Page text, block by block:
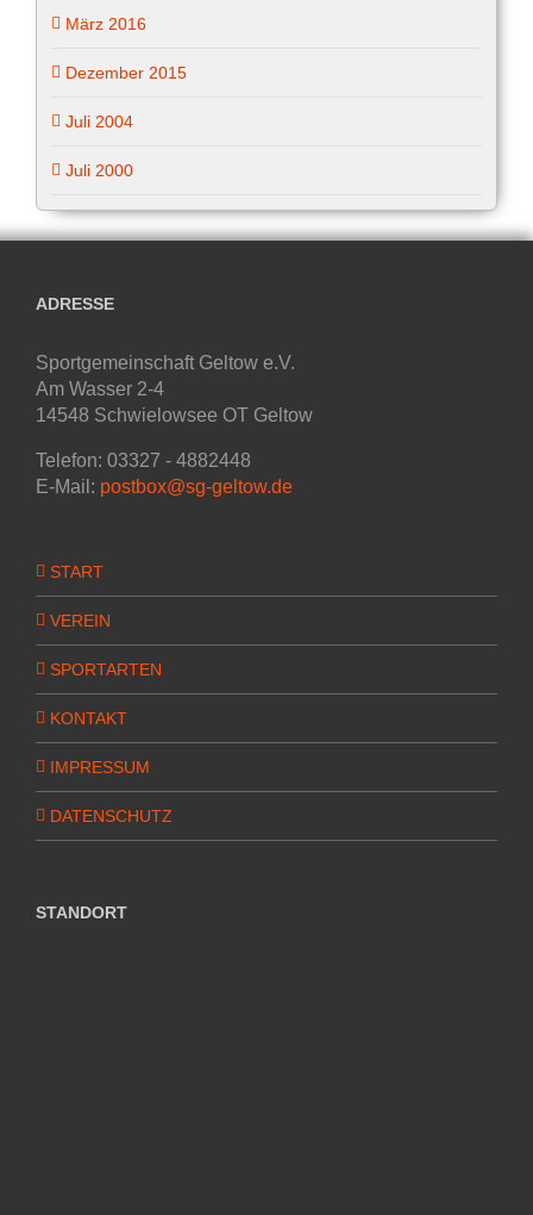
März 2016
Dezember 2015
Juli 2004
Juli 2000
ADRESSE
Sportgemeinschaft Geltow e.V.
Am Wasser 2-4
14548 Schwielowsee OT Geltow
Telefon: 03327 - 4882448
E-Mail: postbox@sg-geltow.de
START
VEREIN
SPORTARTEN
KONTAKT
IMPRESSUM
DATENSCHUTZ
STANDORT